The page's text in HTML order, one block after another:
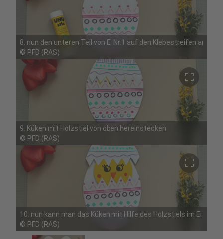
8. nun den unteren Teil von Ei Nr.1 auf den Klebestreifen
© PFD (RAS)
crop_free
9. Küken mit Holzstiel von oben hereinstecken
© PFD (RAS)
crop_free
10. nun kann man das Küken mit Hilfe des Holzstiels im Ei
© PFD (RAS)